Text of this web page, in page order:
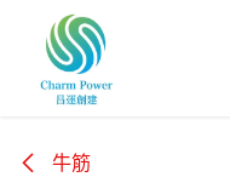
跳至內容
牛筋